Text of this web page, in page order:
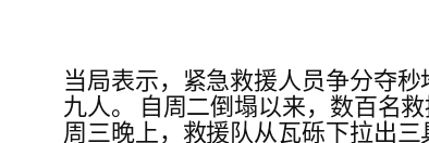
当局表示，紧急救援人员争分夺
九人。 自周二倒塌以来，数百名
周三晚上，救援队从瓦砾下拉出三